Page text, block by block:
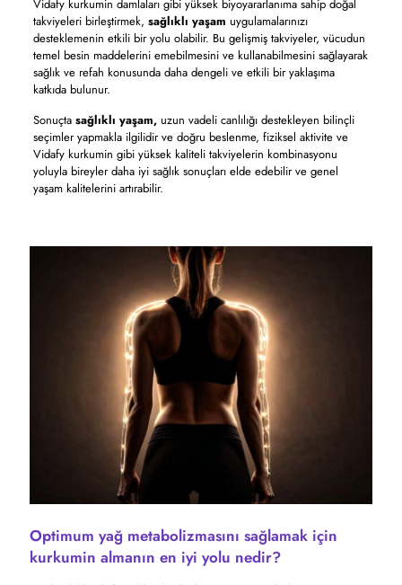
Vidafy kurkumin damlaları gibi yüksek biyoyararlanıma sahip doğal
takviyeleri birleştirmek, sağlıklı yaşam uygulamalarınızı
desteklemenin etkili bir yolu olabilir. Bu gelişmiş takviyeler, vücudun
temel besin maddelerini emebilmesini ve kullanabilmesini sağlayarak
sağlık ve refah konusunda daha dengeli ve etkili bir yaklaşıma
katkıda bulunur.
Sonuçta sağlıklı yaşam,uzun vadeli canlılığı destekleyen bilinçli
seçimler yapmakla ilgilidir ve doğru beslenme, fiziksel aktivite ve
Vidafy kurkumin gibi yüksek kaliteli takviyelerin kombinasyonu
yoluyla bireyler daha iyi sağlık sonuçları elde edebilir ve genel
yaşam kalitelerini artırabilir.
Optimum yağ metabolizmasını sağlamak için
kurkumin almanın en iyi yolu nedir?